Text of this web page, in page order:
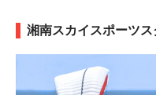
湘南スカイスポーツス